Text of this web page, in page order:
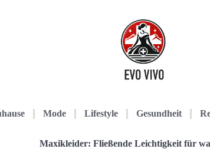
Mode Lifestyle Gesundheit
Maxikleider: Fließende Leichtigkeit für